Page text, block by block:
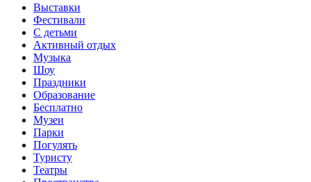
Выставки
Фестивали
С детьми
Активный отдых
Музыка
Шоу
Праздники
Образование
Бесплатно
Музеи
Парки
Погулять
Туристу
Театры